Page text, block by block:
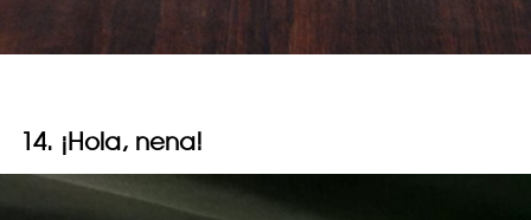
14. ¡Hola, nena!